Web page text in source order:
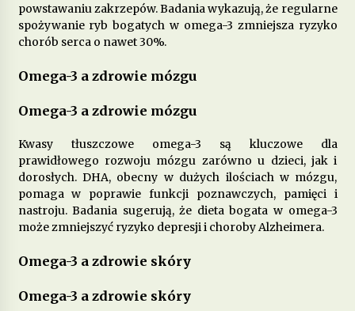
Jakie produkty wspomagają zdrowie
psychiczne i łagodzą objawy depresji?
Dieta przy zapaleniu pęcherza – co jeść, aby
złagodzić objawy?
Jakie pokarmy mogą poprawić metabolizm i
przyspieszyć spalanie tłuszczu?
9 miesięcy ago
jak wspierać odporność?
powstawaniu zakrzepów. Badania wykazują, że regularne
spożywanie ryb bogatych w omega-3 zmniejsza ryzyko
chorób serca o nawet 30%.
Omega-3 a zdrowie mózgu
Omega-3 a zdrowie mózgu
Kwasy tłuszczowe omega-3 są kluczowe dla
prawidłowego rozwoju mózgu zarówno u dzieci, jak i
dorosłych. DHA, obecny w dużych ilościach w mózgu,
pomaga w poprawie funkcji poznawczych, pamięci i
nastroju. Badania sugerują, że dieta bogata w omega-3
może zmniejszyć ryzyko depresji i choroby Alzheimera.
Omega-3 a zdrowie skóry
Omega-3 a zdrowie skóry